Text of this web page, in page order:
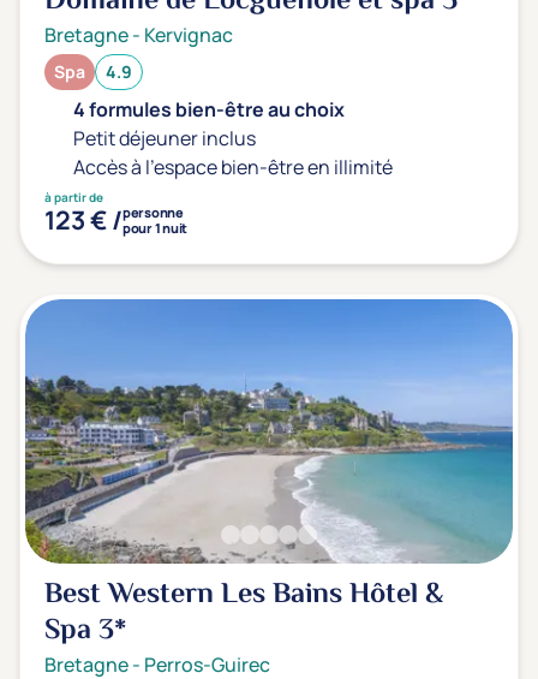
Bretagne- Kervignac
Spa 4.9
4 formules bien-être au choix
Petit déjeuner inclus
Accès à l'espace bien-être en illimité
à partir de
123 € /personne
pour 1 nuit
Best Western Les Bains Hôtel &
Spa 3*
Bretagne- Perros-Guirec